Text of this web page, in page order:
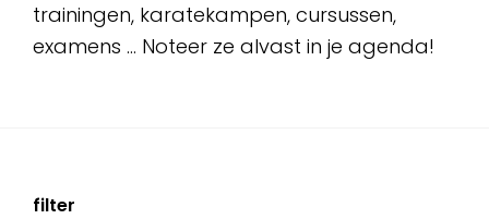
trainingen, karatekampen, cursussen,
examens … Noteer ze alvast in je agenda!
filter